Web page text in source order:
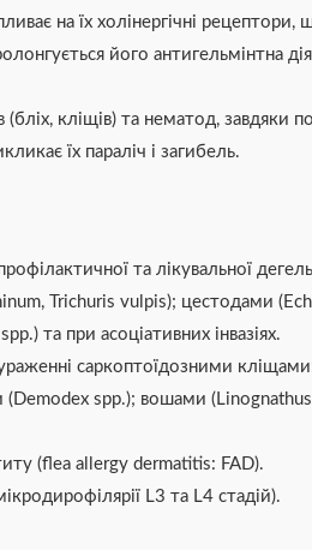
на їх холінергічні
його антигельмінтна
(бліх, кліщів) та нематод,
їх параліч і загибель.
та лікувальної
Trichuris vulpis); цестодами
та при асоціативних інвазіях.
саркоптоїдозними
spp.); вошами
(flea allergy dermatitis: FAD).
L3 та L4 стадій).